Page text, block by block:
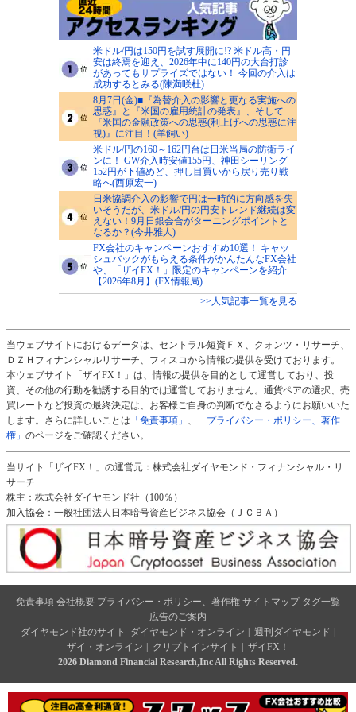
米ドル/円は150円を試す展開に!? 米ドル高・円
安は終焉を迎え、2026年中に140円の大台打診
があってもサプライズではない！ 今回の介入は
成功するとみる(陳満咲杜)
8月7日(金)■『為替介入の影響と更なる実施への
思惑』と『米国の雇用統計の発表』、そして
『米国の金融政策への思惑(利上げへの思惑に注
視)』に注目！(羊飼い)
米ドル/円の160～162円台は日米当局の防衛ライ
ンに！ GW介入時安値155円、神田シーリング
152円が下値めど、押し目買いから戻り売り戦
略へ(西原宏一)
日米協調介入の影響で円は一時的に方向感を失
いそうだが、米ドル/円の円安トレンド継続は変
えない！9月日銀会合がターニングポイントと
なるか？(今井雅人)
FX会社のキャンペーンおすすめ10選！ キャッ
シュバックがもらえる条件がかんたんなFX会社
や、「ザイFX！」限定のキャンペーンを紹介
【2026年8月】(FX情報局)
>>人気記事一覧を見る
当ウェブサイトにおけるデータは、セントラル短資ＦＸ、クォンツ・リサーチ、
ＤＺＨフィナンシャルリサーチ、フィスコから情報の提供を受けております。
本ウェブサイト「ザイFX！」は、情報の提供を目的として運営しており、投
資、その他の行動を勧誘する目的では運営しておりません。通貨ペアの選択、売
買レートなど投資の最終決定は、お客様ご自身の判断でなさるようにお願いいた
します。さらに詳しいことは 「免責事項」 、
「プライバシー・ポリシー、著作
権」 のページをご確認ください。
当サイト「ザイFX！」の運営元：株式会社ダイヤモンド・フィナンシャル・リ
サーチ
株主：株式会社ダイヤモンド社（100％）
加入協会：一般社団法人日本暗号資産ビジネス協会（ＪＣＢＡ）
免責事項 会社概要 プライバシー・ポリシー、著作権 サイトマップ タグ一覧
広告のご案内
ダイヤモンド社のサイト
ダイヤモンド・オンライン 週刊ダイヤモンド
ザイ・オンライン
クリプトインサイト
ザイFX！
2026 Diamond Financial Research,Inc All Rights Reserved.